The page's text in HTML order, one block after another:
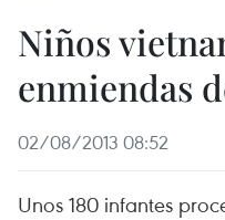
Niños
enmiendas
02/08/2013 08:52
Unos 180 infantes